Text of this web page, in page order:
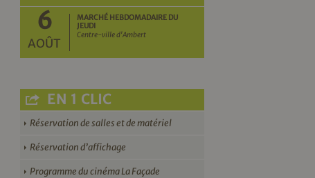
6
AOÛT
MARCHÉ HEBDOMADAIRE DU
JEUDI
Centre-ville d'Ambert
EN 1 CLIC
Réservation de salles et de matériel
Réservation d’affichage
Programme du cinéma La Façade